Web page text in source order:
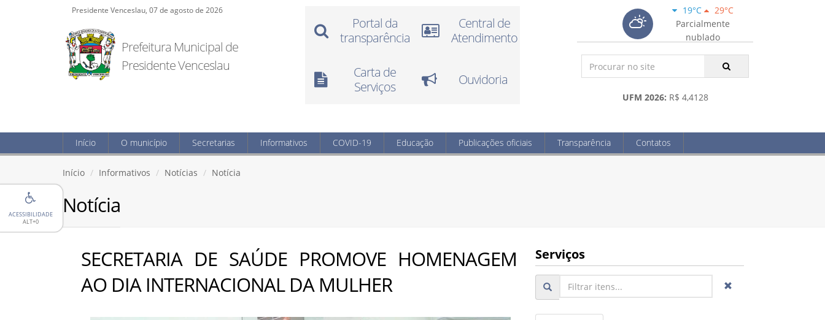
ACESSIBILIDADE
ALT+0
Presidente Venceslau, 07 de agosto de 2026
Prefeitura Municipal de
Presidente Venceslau
Portal da
transparência
Central de
Atendimento
Carta de
Serviços
Ouvidoria
19°C
29°C
Parcialmente
nublado
UFM 2026: R$ 4,4128
Início O município Secretarias Informativos COVID-19 Educação Publicações oficiais Transparência Contatos
Início Informativos Notícias Notícia
Notícia
SECRETARIA DE SAÚDE PROMOVE HOMENAGEM
AO DIA INTERNACIONAL DA MULHER
Serviços